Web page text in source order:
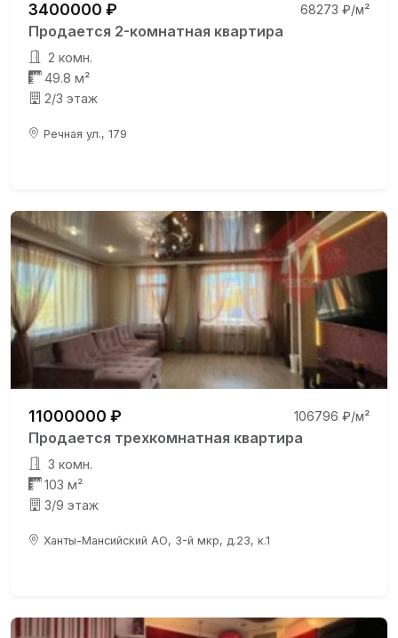
3400000 ₽ 68273 ₽/м²
Продается 2-комнатная квартира
2 комн.
49.8 м²
2/3 этаж
Речная ул., 179
11000000 ₽ 106796 ₽/м²
Продается трехкомнатная квартира
3 комн.
103 м²
3/9 этаж
Ханты-Мансийский АО, 3-й мкр, д.23, к.1